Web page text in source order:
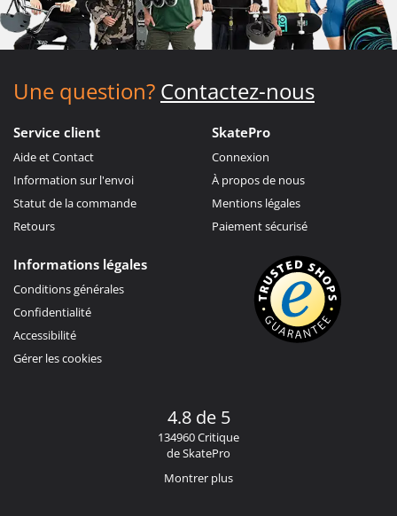
Une question? Contactez-nous
Service client
Aide et Contact
Information sur l'envoi
Statut de la commande
Retours
SkatePro
Connexion
À propos de nous
Mentions légales
Paiement sécurisé
Informations légales
Conditions générales
Confidentialité
Accessibilité
Gérer les cookies
4.8 de 5
134960 Critique
de SkatePro
Montrer plus